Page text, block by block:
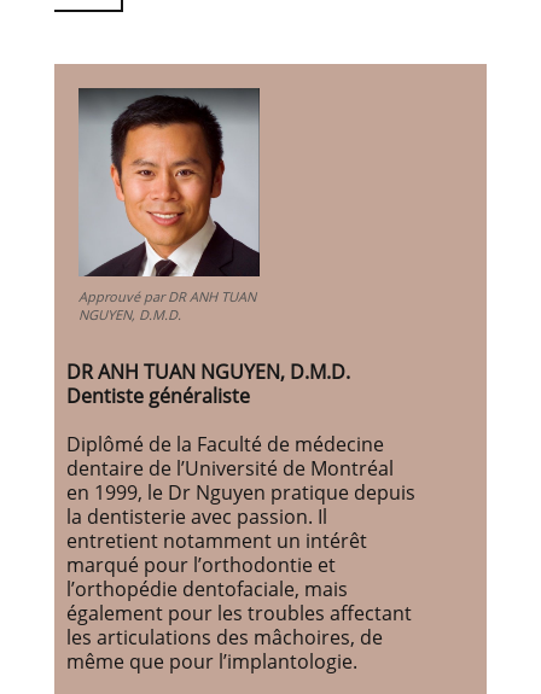
Approuvé par DR ANH TUAN
NGUYEN, D.M.D.
DR ANH TUAN NGUYEN, D.M.D.
Dentiste généraliste
Diplômé de la Faculté de médecine
dentaire de l’Université de Montréal
en 1999, le Dr Nguyen pratique depuis
la dentisterie avec passion. Il
entretient notamment un intérêt
marqué pour l’orthodontie et
l’orthopédie dentofaciale, mais
également pour les troubles affectant
les articulations des mâchoires, de
même que pour l’implantologie.